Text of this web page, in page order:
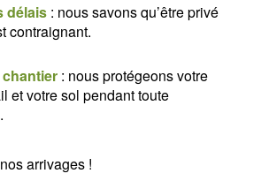
délais: nous savons qu’être privé
contraignant.
: nous protégeons votre
et votre sol pendant toute
arrivages !